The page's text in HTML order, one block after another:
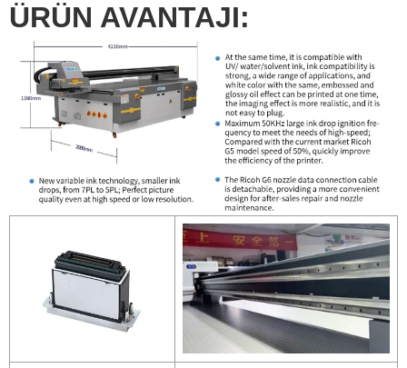
ÜRÜN AVANTAJI: